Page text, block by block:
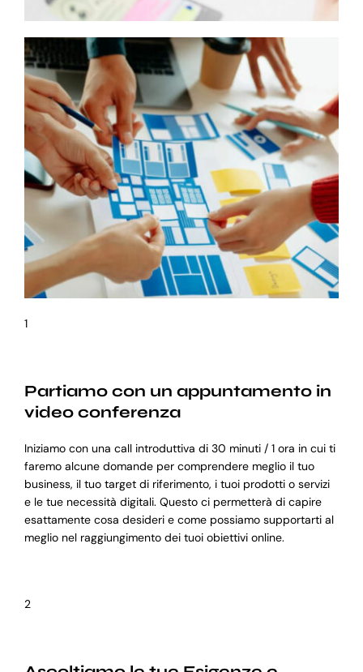
1
Partiamo con un appuntamento in
video conferenza
Iniziamo con una call introduttiva di 30 minuti / 1 ora in cui ti
faremo alcune domande per comprendere meglio il tuo
business, il tuo target di riferimento, i tuoi prodotti o servizi
e le tue necessità digitali. Questo ci permetterà di capire
esattamente cosa desideri e come possiamo supportarti al
meglio nel raggiungimento dei tuoi obiettivi online.
2